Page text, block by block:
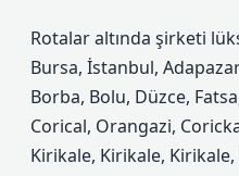
Rotalar altında şirketi
Bursa, İstanbul,
Borba, Bolu, Düzce,
Corical, Orangazi,
Kirikale, Kirikale,